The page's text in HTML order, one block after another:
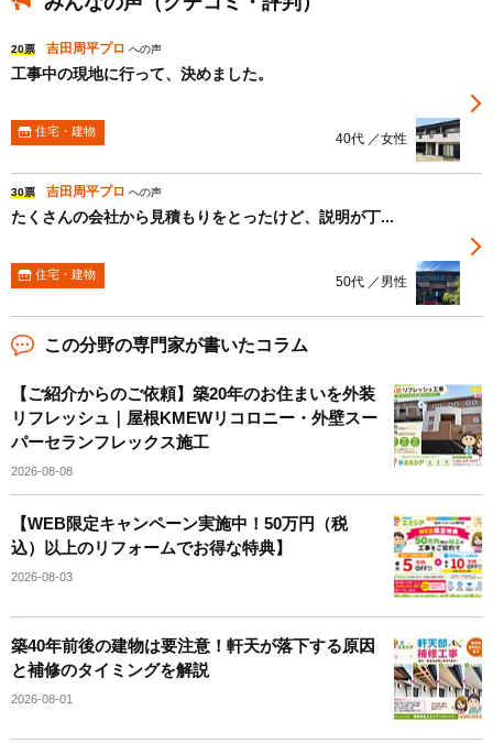
20票 吉田周平プロ への声
工事中の現地に行って、決めました。
住宅・建物 40代 ／女性
30票 吉田周平プロ への声
たくさんの会社から見積もりをとったけど、説明が丁...
住宅・建物 50代 ／男性
この分野の専門家が書いたコラム
【ご紹介からのご依頼】築20年のお住まいを外装
リフレッシュ｜屋根KMEWリコロニー・外壁スー
パーセランフレックス施工
2026-08-08
【WEB限定キャンペーン実施中！50万円（税
込）以上のリフォームでお得な特典】
2026-08-03
築40年前後の建物は要注意！軒天が落下する原因
と補修のタイミングを解説
2026-08-01